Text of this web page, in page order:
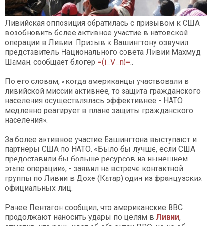
Ливийская оппозиция обратилась с призывом к США
возобновить более активное участие в натовской
операции в Ливии. Призыв к Вашингтону озвучил
представитель Национального совета Ливии Махмуд
Шаман, сообщает блогер =(i_V_n)=..
По его словам, «когда американцы участвовали в
ливийской миссии активнее, то защита гражданского
населения осуществлялась эффективнее - НАТО
медленно реагирует в плане защиты гражданского
населения».
За более активное участие Вашингтона выступают и
партнеры США по НАТО. «Было бы лучше, если США
предоставили бы больше ресурсов на нынешнем
этапе операции», - заявил на встрече контактной
группы по Ливии в Дохе (Катар) один из французских
официальных лиц.
Ранее Пентагон сообщил, что американские ВВС
продолжают наносить удары по целям в Ливии,